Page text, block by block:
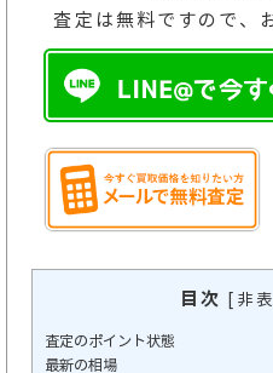
査定は無料ですので、
目次 [ 非
査定のポイント状態
最新の相場